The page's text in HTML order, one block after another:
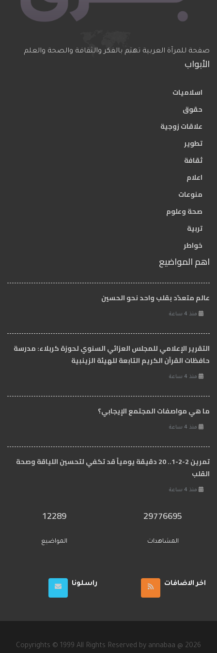
صفحة للمرآة العربية تهتم بالفكر والثقافة والصحة والعلم
الأبواب
اسلاميات
حقوق
علاقات زوجية
تطوير
ثقافة
اعلام
منوعات
صحة وعلوم
تربية
خواطر
اهم المواضيع
عالم متعدّد بقلب واحد نحو الحسين
منذ 4 ساعة
التقرير الإعلامي للمجلس العزائي السنوي لحوزة كربلاء: مدرسة
حافظات القرآن الكريم التابعة للهيئة الزينبية
منذ 4 ساعة
ما هي مواصفات المجتمع الإيجابي؟
منذ 4 ساعة
تمرين 2-2-1.. 20 دقيقة يومياً قد تكفي لتحسين اللياقة وصحة
القلب
منذ 4 ساعة
29776695
المشاهدات
12289
المواضيع
اخر الاضافات راسلونا
Copyrights © 1999 All Rights Reserved by annabaa @ 2026